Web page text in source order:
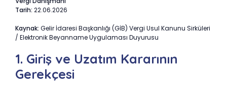
Tarih: 22.06.2026
Kaynak: Gelir İdaresi Başkanlığı (GİB) Vergi Usul Kanunu Sirküleri
/ Elektronik Beyanname Uygulaması Duyurusu
1. Giriş ve Uzatım Kararının
Gerekçesi